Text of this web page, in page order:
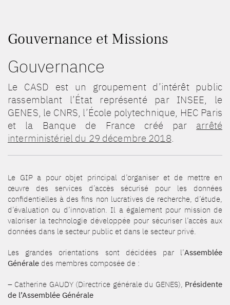
Gouvernance et Missions
Gouvernance
Le CASD est un groupement d’intérêt public
rassemblant l’État représenté par INSEE, le
GENES, le CNRS, l’École polytechnique, HEC Paris
et la Banque de France créé par arrêté
interministériel du 29 décembre 2018.
Le GIP a pour objet principal d’organiser et de mettre en
œuvre des services d’accès sécurisé pour les données
confidentielles à des fins non lucratives de recherche, d’étude,
d’évaluation ou d’innovation. Il a également pour mission de
valoriser la technologie développée pour sécuriser l’accès aux
données dans le secteur public et dans le secteur privé.
Les grandes orientations sont décidées par l’Assemblée
Générale des membres composée de :
– Catherine GAUDY (Directrice générale du GENES), Présidente
de l’Assemblée Générale